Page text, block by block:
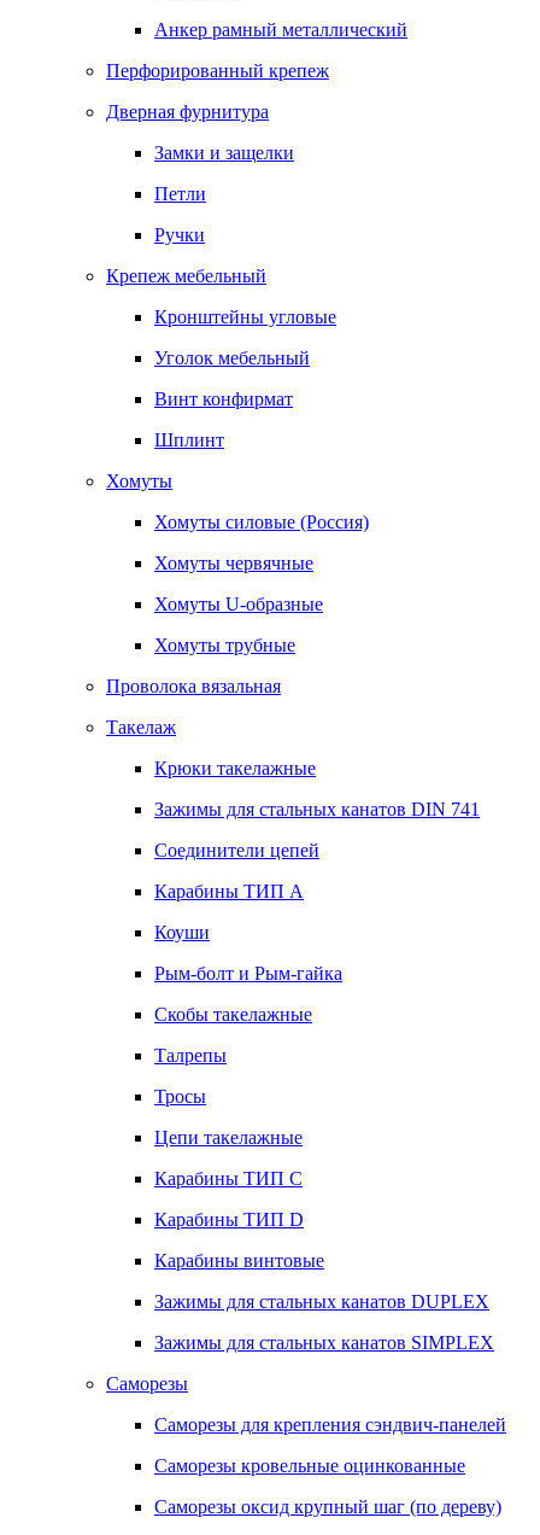
Анкер рамный металлический
Перфорированный крепеж
Дверная фурнитура
Замки и защелки
Петли
Ручки
Крепеж мебельный
Кронштейны угловые
Уголок мебельный
Винт конфирмат
Шплинт
Хомуты
Хомуты силовые (Россия)
Хомуты червячные
Хомуты U-образные
Хомуты трубные
Проволока вязальная
Такелаж
Крюки такелажные
Зажимы для стальных канатов DIN 741
Соединители цепей
Карабины ТИП А
Коуши
Рым-болт и Рым-гайка
Скобы такелажные
Талрепы
Тросы
Цепи такелажные
Карабины ТИП C
Карабины ТИП D
Карабины винтовые
Зажимы для стальных канатов DUPLEX
Зажимы для стальных канатов SIMPLEX
Саморезы
Саморезы для крепления сэндвич-панелей
Саморезы кровельные оцинкованные
Саморезы оксид крупный шаг (по дереву)